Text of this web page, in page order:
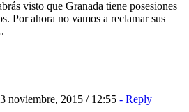
visto que Granada tiene posesiones
Por ahora no vamos a reclamar sus
3 noviembre, 2015 / 12:55 - Reply